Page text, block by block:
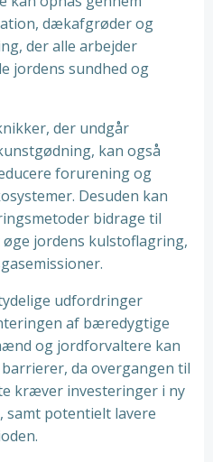
dækafgrøder og
der alle arbejder
jordens sundhed og
der undgår
kan også
forurening og
Desuden kan
bidrage til
jordens kulstoflagring,
udfordringer
af bæredygtige
og jordforvaltere kan
da overgangen til
kræver investeringer i ny
samt potentielt lavere